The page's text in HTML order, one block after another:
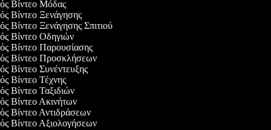
Βίντεο Μόδας
Βίντεο Ξενάγησης
Βίντεο Ξενάγησης Σπιτιού
Βίντεο Οδηγιών
Βίντεο Παρουσίασης
Βίντεο Προσκλήσεων
Βίντεο Συνέντευξης
Βίντεο Τέχνης
Βίντεο Ταξιδιών
Βίντεο Ακινήτων
Βίντεο Αντιδράσεων
Βίντεο Αξιολογήσεων